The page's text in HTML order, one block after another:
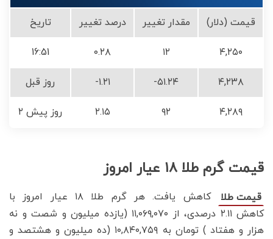
قیمت (دلار) مقدار تغییر درصد تغییر تاریخ
۴,۲۵۰ ۱۲ ۰.۲۸ 16:51
۴,۲۳۸ -۵۱.۲۴ -۱.۲۱ روز قبل
۴,۲۸۹ ۹۲ ۲.۱۵ ۲ روز پیش
قیمت گرم طلا ۱۸ عیار امروز
قیمت طلا
کاهش یافت. هر گرم طلا ۱۸ عیار امروز با
کاهش ۲.۱۱ درصدی، از ۱۱,۰۶۹,۰۷۰ (یازده میلیون و شصت و نه
هزار و هفتاد ) تومان به ۱۰,۸۴۰,۷۵۹ (ده میلیون و هشتصد و